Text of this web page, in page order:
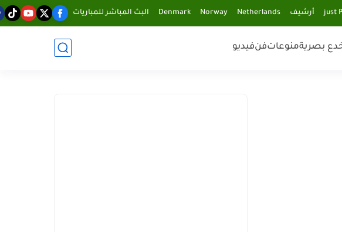
just أرشيف Netherlands
Norway
Denmark البث المباشر للمباريات
بصريةمنوعاتفنفيديو